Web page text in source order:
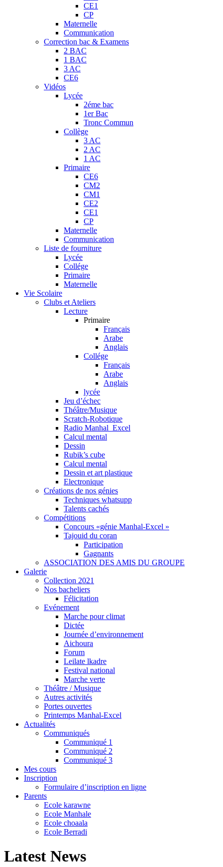
CE1
CP
Maternelle
Communication
Correction bac & Examens
2 BAC
1 BAC
3 AC
CE6
Vidéos
Lycée
2éme bac
1er Bac
Tronc Commun
Collège
3 AC
2 AC
1 AC
Primaire
CE6
CM2
CM1
CE2
CE1
CP
Maternelle
Communication
Liste de fourniture
Lycée
Collége
Primaire
Maternelle
Vie Scolaire
Clubs et Ateliers
Lecture
Primaire
Français
Arabe
Anglais
Collége
Français
Arabe
Anglais
lycée
Jeu d’échec
Théâtre/Musique
Scratch-Robotique
Radio Manhal_Excel
Calcul mental
Dessin
Rubik’s cube
Calcul mental
Dessin et art plastique
Electronique
Créations de nos génies
Techniques whatsupp
Talents cachés
Compétitions
Concours «génie Manhal-Excel »
Tajouid du coran
Participation
Gagnants
ASSOCIATION DES AMIS DU GROUPE
Galerie
Collection 2021
Nos bacheliers
Félicitation
Evénement
Marche pour climat
Dictée
Journée d’environnement
Aichoura
Forum
Leilate lkadre
Festival national
Marche verte
Théâtre / Musique
Autres activités
Portes ouvertes
Printemps Manhal-Excel
Actualités
Communiqués
Communiqué 1
Communiqué 2
Communiqué 3
Mes cours
Inscription
Formulaire d’inscription en ligne
Parents
Ecole karawne
Ecole Manhale
Ecole choaala
Ecole Berradi
Latest News